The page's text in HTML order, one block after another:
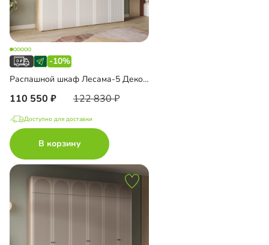
-10%
Распашной шкаф Лесама-5 Декор 1 с антресолью
110 550 122 830
Доступно для доставки
В корзину